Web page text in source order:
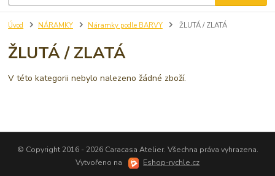
Úvod NÁRAMKY Náramky podle BARVY ŽLUTÁ / ZLATÁ
ŽLUTÁ / ZLATÁ
V této kategorii nebylo nalezeno žádné zboží.
© Copyright 2016 - 2026 Caracasa Atelier. Všechna práva vyhrazena.
Vytvořeno na
Eshop-rychle.cz